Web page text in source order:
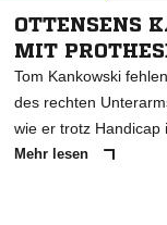
OTTENSENS
MIT
Tom Kankowski
des rechten
wie er trotz Handicap
Mehr lesen